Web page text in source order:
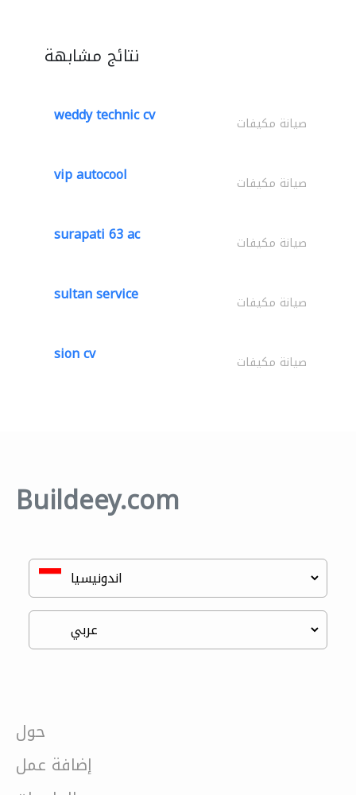
نتائج مشابهة
weddy technic cv صيانة مكيفات
vip autocool صيانة مكيفات
surapati 63 ac صيانة مكيفات
sultan service صيانة مكيفات
sion cv صيانة مكيفات
Buildeey.com
حول
إضافة عمل